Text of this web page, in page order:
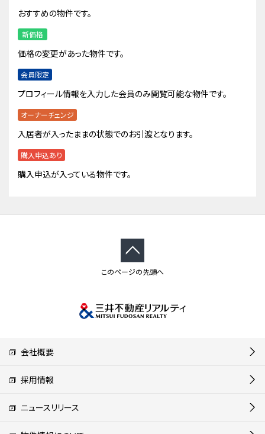
おすすめの物件です。
新価格
価格の変更があった物件です。
会員限定
プロフィール情報を入力した会員のみ閲覧可能な物件です。
オーナーチェンジ
入居者が入ったままの状態でのお引渡となります。
購入申込あり
購入申込が入っている物件です。
このページの先頭へ
会社概要
採用情報
ニュースリリース